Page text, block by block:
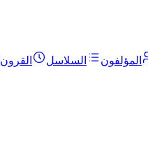
المؤلفون السلاسل القرون